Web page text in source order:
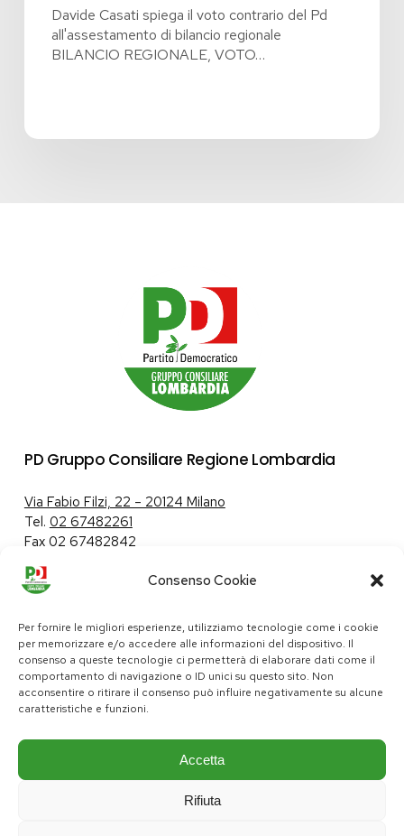
Consenso Cookie
Per fornire le migliori esperienze, utilizziamo tecnologie come i cookie
per memorizzare e/o accedere alle informazioni del dispositivo. Il
consenso a queste tecnologie ci permetterà di elaborare dati come il
comportamento di navigazione o ID unici su questo sito. Non
acconsentire o ritirare il consenso può influire negativamente su alcune
caratteristiche e funzioni.
Accetta
Rifiuta
Davide Casati spiega il voto contrario del Pd
all'assestamento di bilancio regionale
BILANCIO REGIONALE, VOTO…
PD Gruppo Consiliare Regione Lombardia
Via Fabio Filzi, 22 – 20124 Milano
Tel. 02 67482261
Fax 02 67482842
Tutela dei dati personali|Politica sui cookie
pd@consiglio.regione.lombardia.it
ufficiostampa.pd@consiglio.regione.lombardia.it
Pagine Facebook Gruppo Consiliare PD LombardiaPagina Messenger Gruppo Consiliare PD LombardiaPagina Instagram Gruppo PD LombardiaPagina Youtube Gruppo PD Lombardia